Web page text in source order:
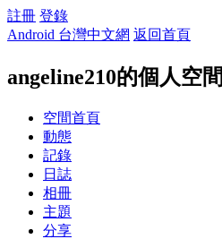
註冊 登錄
Android 台灣中文網 返回首頁
angeline210的個人空間
空間首頁
動態
記錄
日誌
相冊
主題
分享